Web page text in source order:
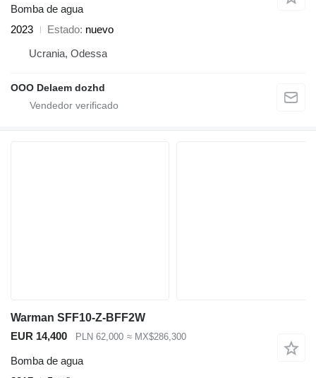
Bomba de agua
2023
Estado nuevo
Ucrania, Odessa
OOO Delaem dozhd
Warman SFF10-Z-BFF2W
EUR 14,400
PLN 62,000 ≈ MX$286,300
Bomba de agua